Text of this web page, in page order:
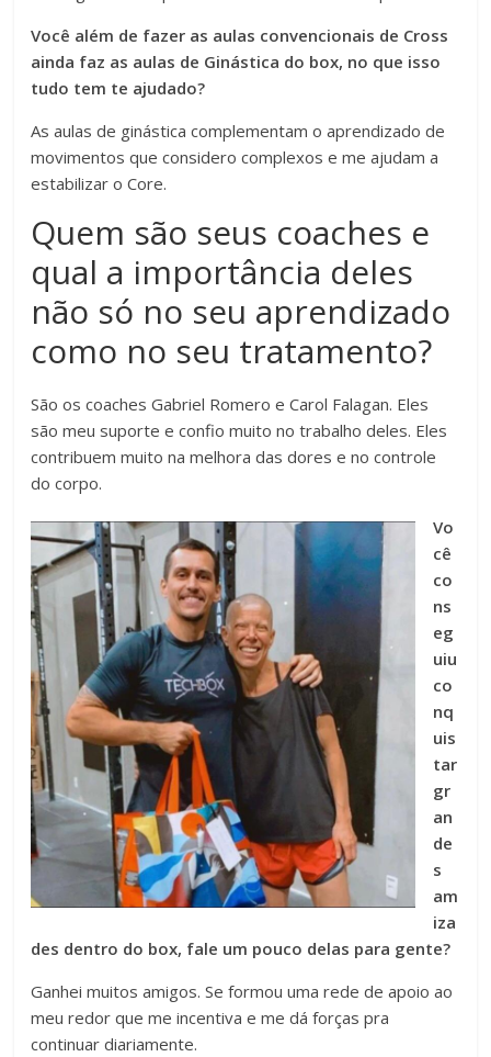
Você além de fazer as aulas convencionais de Cross
ainda faz as aulas de Ginástica do box, no que isso
tudo tem te ajudado?
As aulas de ginástica complementam o aprendizado de
movimentos que considero complexos e me ajudam a
estabilizar o Core.
Quem são seus coaches e
qual a importância deles
não só no seu aprendizado
como no seu tratamento?
São os coaches Gabriel Romero e Carol Falagan. Eles
são meu suporte e confio muito no trabalho deles. Eles
contribuem muito na melhora das dores e no controle
do corpo.
Vo
cê
co
ns
eg
uiu
co
nq
uis
tar
gr
an
de
s
am
iza
des dentro do box, fale um pouco delas para gente?
Ganhei muitos amigos. Se formou uma rede de apoio ao
meu redor que me incentiva e me dá forças pra
continuar diariamente.